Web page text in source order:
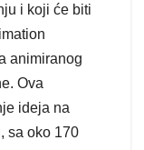
i koji će biti
animiranog
Ova
ideja na
sa oko 170